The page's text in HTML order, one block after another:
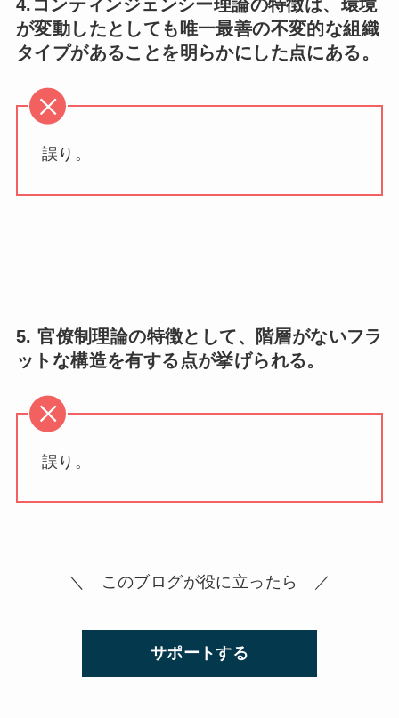
4.コンティンジェンシー理論の特徴は、環境
が変動したとしても唯一最善の不変的な組織
タイプがあることを明らかにした点にある。
誤り。
5. 官僚制理論の特徴として、階層がないフラ
ットな構造を有する点が挙げられる。
誤り。
＼ このブログが役に立ったら ／
サポートする